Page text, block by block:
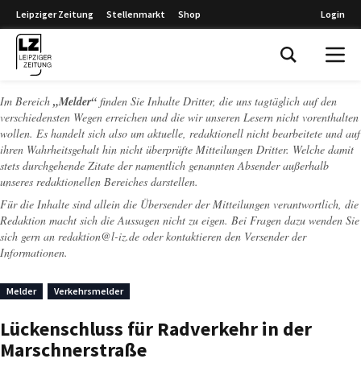
Leipziger Zeitung Stellenmarkt Shop Login
Im Bereich „Melder“ finden Sie Inhalte Dritter, die uns tagtäglich auf den
verschiedensten Wegen erreichen und die wir unseren Lesern nicht vorenthalten
wollen. Es handelt sich also um aktuelle, redaktionell nicht bearbeitete und auf
ihren Wahrheitsgehalt hin nicht überprüfte Mitteilungen Dritter. Welche damit
stets durchgehende Zitate der namentlich genannten Absender außerhalb
unseres redaktionellen Bereiches darstellen.
Für die Inhalte sind allein die Übersender der Mitteilungen verantwortlich, die
Redaktion macht sich die Aussagen nicht zu eigen. Bei Fragen dazu wenden Sie
sich gern an redaktion@l-iz.de oder kontaktieren den Versender der
Informationen.
Melder Verkehrsmelder
Lückenschluss für Radverkehr in der
Marschnerstraße